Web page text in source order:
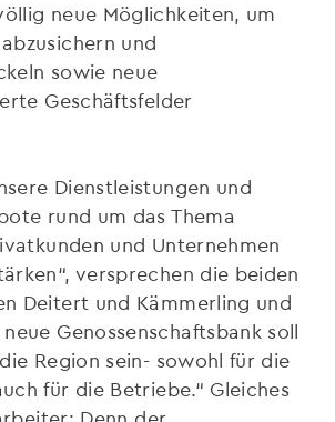
neue Möglichkeiten, um
und
sowie neue
Geschäftsfelder
Dienstleistungen und
rund um das Thema
und Unternehmen
versprechen die beiden
Deitert und Kämmerling und
Genossenschaftsbank soll
Region sein- sowohl für die
für die Betriebe.“ Gleiches
Denn der